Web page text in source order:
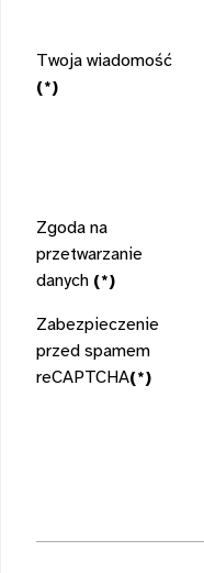
Twoja wiadomość
(*)
Zgoda na
przetwarzanie
danych (*)
Zabezpieczenie
przed spamem
reCAPTCHA(*)